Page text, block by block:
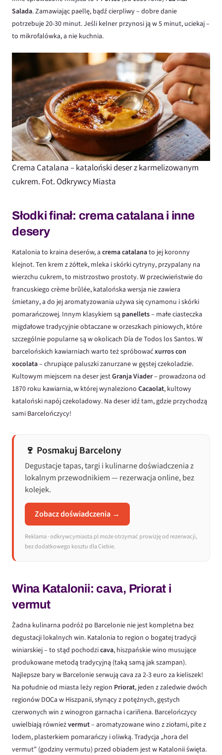
Salada. Zamawiając paellę, bądź cierpliwy – dobre danie
potrzebuje 20-30 minut. Jeśli kelner przynosi ją w 5 minut, uciekaj –
to mikrofalówka, a nie kuchnia.
Crema Catalana – kataloński deser z karmelizowanym
cukrem. Fot. Odkrywcy Miasta
Słodki finał: crema catalana i inne
desery
Katalonia to kraina deserów, a crema catalanato jej koronny
klejnot. Ten krem z żółtek, mleka i skórki cytryny, przypalany na
wierzchu cukrem, to mistrzostwo prostoty. W przeciwieństwie do
francuskiego crème brûlée, katalońska wersja nie zawiera
śmietany, a do jej aromatyzowania używa się cynamonu i skórki
pomarańczowej. Innym klasykiem są panellets– małe ciasteczka
migdałowe tradycyjnie obtaczane w orzeszkach piniowych, które
szczególnie popularne są w okolicach Día de Todos los Santos. W
barcelońskich kawiarniach warto też spróbowaćxurros con
xocolata– chrupiące paluszki zanurzane w gęstej czekoladzie.
Kultowym miejscem na deser jestGranja Viader– prowadzona od
1870 roku kawiarnia, w której wynaleziono Cacaolat, kultowy
kataloński napój czekoladowy. Na deser idź tam, gdzie przychodzą
sami Barcelończycy!
🍷 Posmakuj Barcelony
Degustacje tapas, targi i kulinarne doświadczenia z
lokalnym przewodnikiem — rezerwacja online, bez
kolejek.
Zobacz doświadczenia →
Reklama · odkrywcymiasta.pl może otrzymać prowizję od rezerwacji,
bez dodatkowego kosztu dla Ciebie.
Wina Katalonii: cava, Priorat i
vermut
Żadna kulinarna podróż po Barcelonie nie jest kompletna bez
degustacji lokalnych win. Katalonia to region o bogatej tradycji
winiarskiej – to stąd pochodzicava, hiszpańskie wino musujące
produkowane metodą tradycyjną (taką samą jak szampan).
Najlepsze bary w Barcelonie serwują cava za 2-3 euro za kieliszek!
Na południe od miasta leży region Priorat, jeden z zaledwie dwóch
regionów DOCa w Hiszpanii, słynący z potężnych, gęstych
czerwonych win z winogron garnacha i cariñena. Barcelończycy
uwielbiają równieżvermut– aromatyzowane wino z ziołami, pite z
lodem, plasterkiem pomarańczy i oliwką. Tradycja „hora del
vermut” (godziny vermutu) przed obiadem jest w Katalonii święta.